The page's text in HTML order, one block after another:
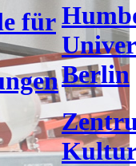
für
Berlin